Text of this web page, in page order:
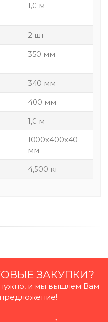
1,0 м
2 шт
350 мм
340 мм
400 мм
1,0 м
1000х400х40
мм
4,500 кг
ЗАКУПКИ?
и мы вышлем Вам